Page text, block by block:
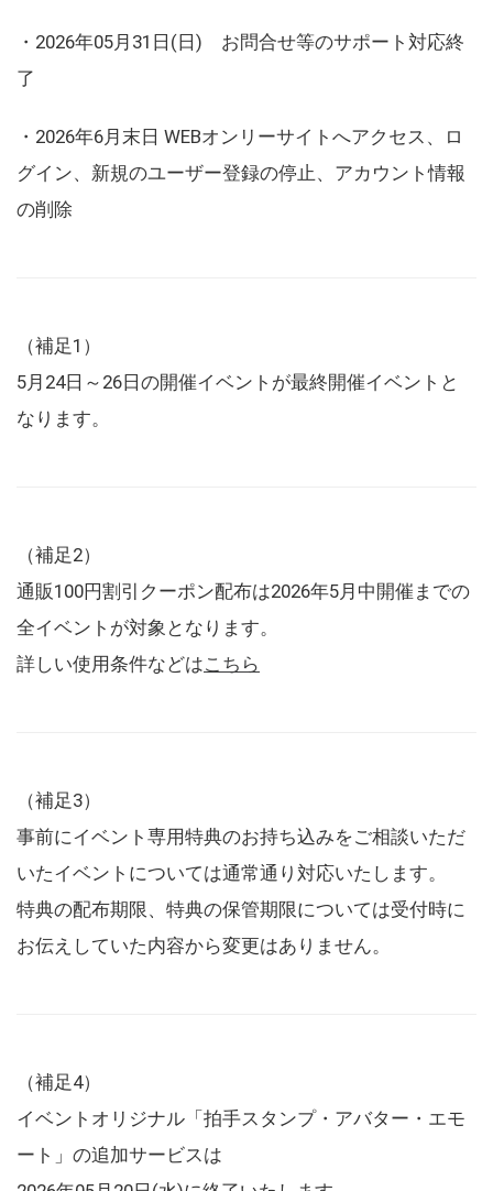
・2026年05月31日(日) お問合せ等のサポート対応終
了
・2026年6月末日 WEBオンリーサイトへアクセス、ロ
グイン、新規のユーザー登録の停止、アカウント情報
の削除
（補足1）
5月24日～26日の開催イベントが最終開催イベントと
なります。
（補足2）
通販100円割引クーポン配布は2026年5月中開催までの
全イベントが対象となります。
詳しい使用条件などはこちら
（補足3）
事前にイベント専用特典のお持ち込みをご相談いただ
いたイベントについては通常通り対応いたします。
特典の配布期限、特典の保管期限については受付時に
お伝えしていた内容から変更はありません。
（補足4）
イベントオリジナル「拍手スタンプ・アバター・エモ
ート」の追加サービスは